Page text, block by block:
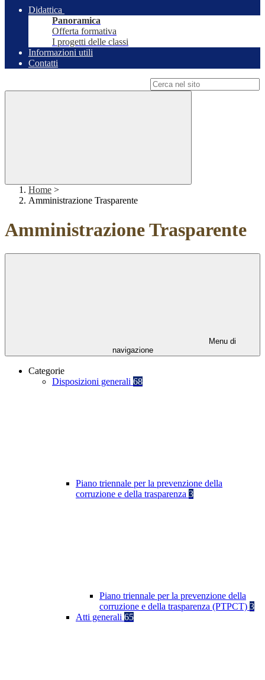
Didattica
Panoramica
Offerta formativa
I progetti delle classi
Informazioni utili
Contatti
Home >
Amministrazione Trasparente
Amministrazione Trasparente
Menu di
navigazione
Categorie
Disposizioni generali 68
Piano triennale per la prevenzione della
corruzione e della trasparenza 3
Piano triennale per la prevenzione della
corruzione e della trasparenza (PTPCT) 3
Atti generali 65